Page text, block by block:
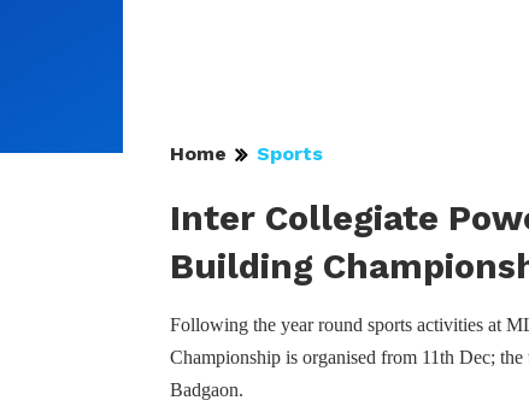
Home Sports
Inter Collegiate
Building
Following the year round sports activities at
Championship is organised from 11th Dec;
Badgaon.